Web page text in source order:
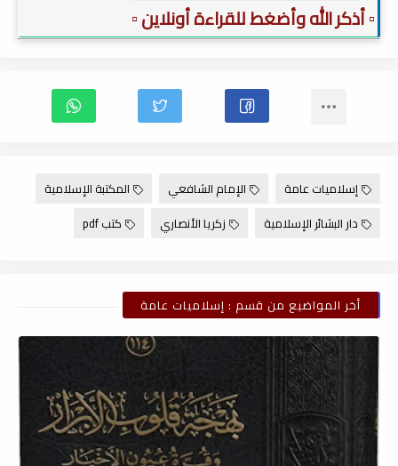
▫️ أذكر الله وأضغط للقراءة أونلاين ▫️
إسلاميات عامة الإمام الشافعي
المكتبة الإسلامية
دار البشائر الإسلامية
زكريا الأنصاري كتب pdf
أخر المواضيع من قسم : إسلاميات عامة